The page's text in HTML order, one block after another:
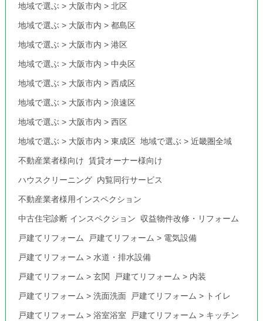
地域で選ぶ > 大阪市内 >北区
地域で選ぶ > 大阪市内 >都島区
地域で選ぶ > 大阪市内 >港区
地域で選ぶ > 大阪市内 >中央区
地域で選ぶ > 大阪市内 >西成区
地域で選ぶ > 大阪市内 >浪速区
地域で選ぶ > 大阪市内 >西区
地域で選ぶ > 大阪市内 >東成区 地域で選ぶ >近畿圏全域
不動産業者様向け 賃貸オーナー様向け
ハウスクリーニング 内覧同行サービス
不動産業者様用インスペクション
中古住宅診断 インスペクション 収益物件改修・リフォーム
戸建てリフォーム 戸建てリフォーム > 電気設備
戸建てリフォーム >水道・排水設備
戸建てリフォーム >玄関 戸建てリフォーム > 内装
戸建てリフォーム >洗面洗面 戸建てリフォーム > トイレ
戸建てリフォーム >浴室浴室 戸建てリフォーム > キッチン